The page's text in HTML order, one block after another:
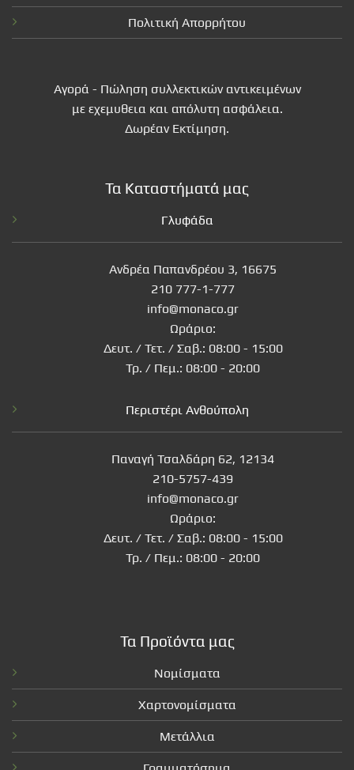
Πολιτική Απορρήτου
Αγορά - Πώληση συλλεκτικών αντικειμένων
με εχεμυθεια και απόλυτη ασφάλεια.
Δωρέαν Εκτίμηση.
Τα Καταστήματά μας
Γλυφάδα
Ανδρέα Παπανδρέου 3, 16675
210 777-1-777
info@monaco.gr
Ωράριο:
Δευτ. / Τετ. / Σαβ.: 08:00 - 15:00
Τρ. / Πεμ.: 08:00 - 20:00
Περιστέρι Ανθούπολη
Παναγή Τσαλδάρη 62, 12134
210-5757-439
info@monaco.gr
Ωράριο:
Δευτ. / Τετ. / Σαβ.: 08:00 - 15:00
Τρ. / Πεμ.: 08:00 - 20:00
Τα Προϊόντα μας
Νομίσματα
Χαρτονομίσματα
Μετάλλια